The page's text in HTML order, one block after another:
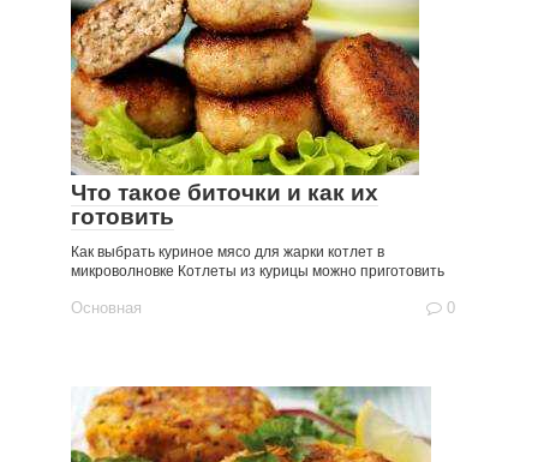
Что такое биточки и как их
готовить
Как выбрать куриное мясо для жарки котлет в
микроволновке Котлеты из курицы можно приготовить
Основная 0